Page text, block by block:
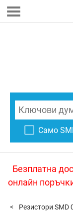
Само
Безплатна
онлайн
Резистори SMD